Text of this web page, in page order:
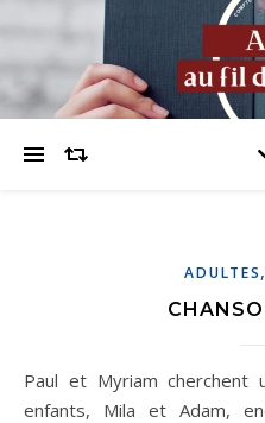
ADULTES
Paul et Myriam cherchent une nounou pour leurs deux
enfants, Mila et Adam,